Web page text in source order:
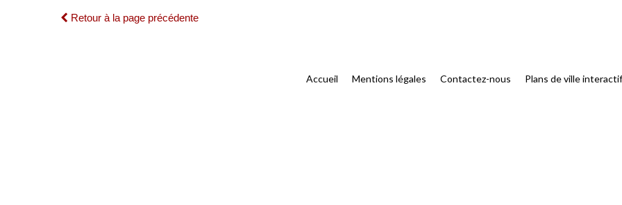
Retour à la page précédente
Accueil Mentions légales Contactez-nous Plans de ville